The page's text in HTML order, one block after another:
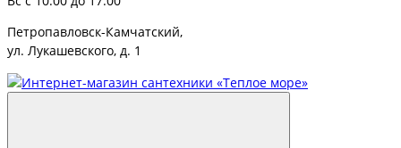
Петропавловск-Камчатский,
ул. Лукашевского, д. 1